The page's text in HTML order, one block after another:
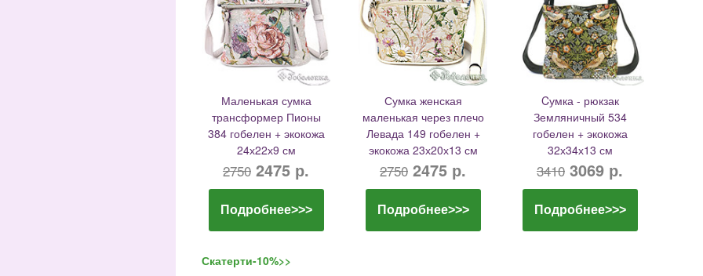
Маленькая сумка
трансформер Пионы
384 гобелен + экокожа
24х22х9 см
2750 2475 р.
Подробнее>>>
Сумка женская
маленькая через плечо
Левада 149 гобелен +
экокожа 23х20х13 см
2750 2475 р.
Подробнее>>>
Cумка - рюкзак
Земляничный 534
гобелен + экокожа
32х34х13 см
3410 3069 р.
Подробнее>>>
Скатерти-10%>>